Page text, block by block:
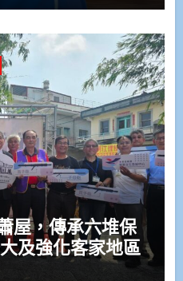
屋，傳承六堆保
及強化客家地區